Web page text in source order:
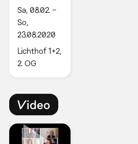
Sa, 08.02. –
So,
23.08.2020
Lichthof 1+2,
2. OG
Video